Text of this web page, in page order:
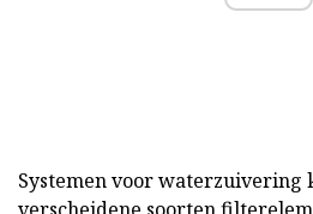
Systemen voor waterzuivering